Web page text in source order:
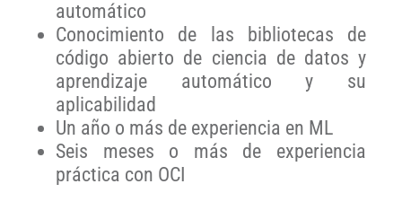
automático
Conocimiento de las bibliotecas de
código abierto de ciencia de datos y
aprendizaje automático y su
aplicabilidad
Un año o más de experiencia en ML
Seis meses o más de experiencia
práctica con OCI